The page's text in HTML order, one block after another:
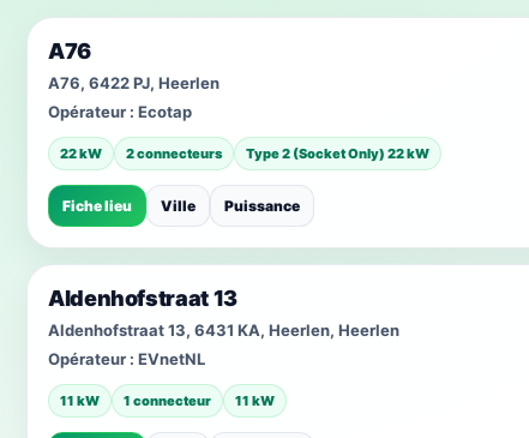
A76
A76, 6422 PJ, Heerlen
Opérateur : Ecotap
22 kW 2 connecteurs Type 2 (Socket Only) 22 kW
Fiche lieu Ville Puissance
Aldenhofstraat 13
Aldenhofstraat 13, 6431 KA, Heerlen, Heerlen
Opérateur : EVnetNL
11 kW 1 connecteur 11 kW